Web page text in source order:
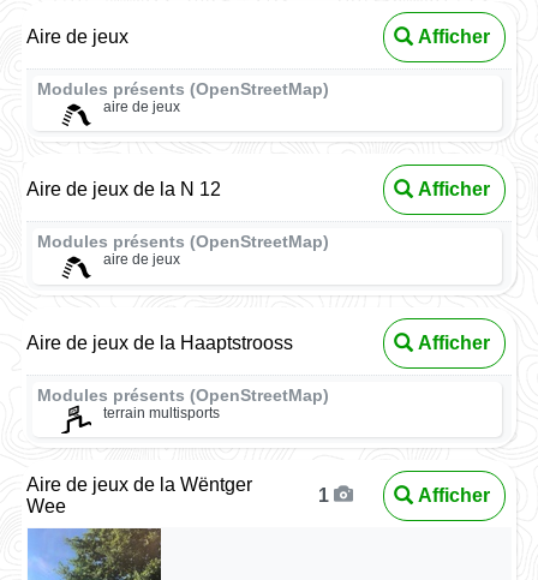
Aire de jeux Afficher
Modules présents (OpenStreetMap)
aire de jeux
Aire de jeux de la N 12 Afficher
Modules présents (OpenStreetMap)
aire de jeux
Aire de jeux de la Haaptstrooss Afficher
Modules présents (OpenStreetMap)
terrain multisports
Aire de jeux de la Wëntger
Wee
1 Afficher